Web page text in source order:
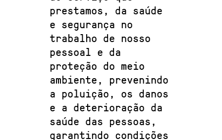
prestamos, da saúde
e segurança no
trabalho de nosso
pessoal e da
proteção do meio
ambiente, prevenindo
a poluição, os danos
e a deterioração da
saúde das pessoas,
garantindo condições